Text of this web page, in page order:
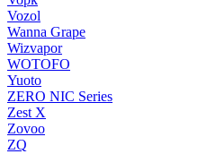
Vozol
Wanna Grape
Wizvapor
WOTOFO
Yuoto
ZERO NIC Series
Zest X
Zovoo
ZQ